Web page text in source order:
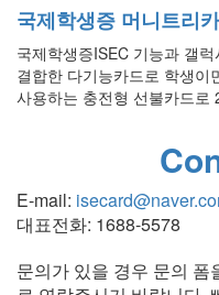
국제학생증 머니트리
국제학생증ISEC 기능과 갤
결합한 다기능카드로 학생이
사용하는 충전형 선불카드로
E-mail:
대표전화: 1688-5578
문의가 있을 경우 문의